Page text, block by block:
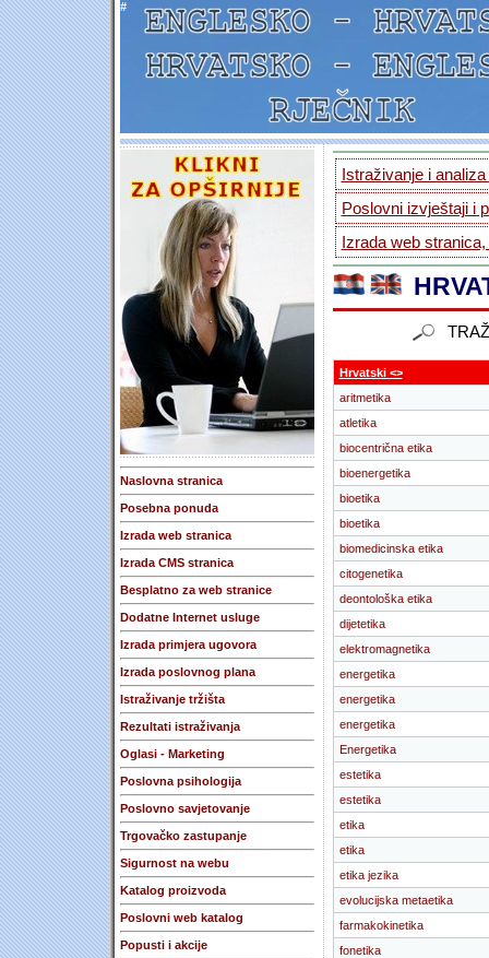
#
Naslovna stranica
Posebna ponuda
Izrada web stranica
Izrada CMS stranica
Besplatno za web stranice
Dodatne Internet usluge
Izrada primjera ugovora
Izrada poslovnog plana
Istraživanje tržišta
Rezultati istraživanja
Oglasi - Marketing
Poslovna psihologija
Poslovno savjetovanje
Trgovačko zastupanje
Sigurnost na webu
Katalog proizvoda
Poslovni web katalog
Popusti i akcije
Istraživanje i
Poslovni izvještaji i
Izrada web
Hrvatski <>
aritmetika
atletika
biocentrična etika
bioenergetika
bioetika
bioetika
biomedicinska etika
citogenetika
deontološka etika
dijetetika
elektromagnetika
energetika
energetika
energetika
Energetika
estetika
estetika
etika
etika
etika jezika
evolucijska metaetika
farmakokinetika
fonetika